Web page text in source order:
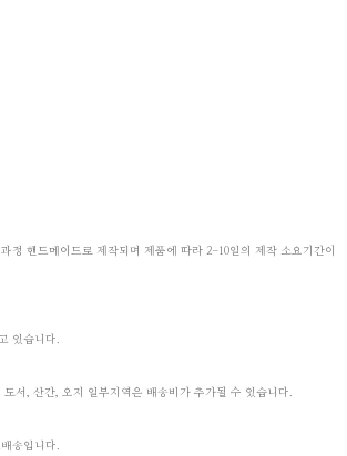
정 핸드메이드로 제작되며 제품에 따라 2-10일의 제작 소요기간이
있습니다.
서, 산간, 오지 일부지역은 배송비가 추가될 수 있습니다.
송입니다.